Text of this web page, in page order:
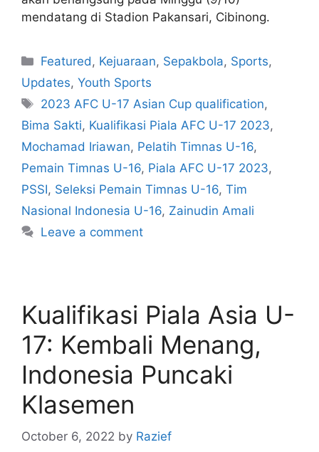
mendatang di Stadion Pakansari, Cibinong.
Featured, Kejuaraan, Sepakbola, Sports,
Updates, Youth Sports
2023 AFC U-17 Asian Cup qualification,
Bima Sakti, Kualifikasi Piala AFC U-17 2023,
Mochamad Iriawan, Pelatih Timnas U-16,
Pemain Timnas U-16, Piala AFC U-17 2023,
PSSI, Seleksi Pemain Timnas U-16, Tim
Nasional Indonesia U-16, Zainudin Amali
Leave a comment
Kualifikasi Piala Asia U-
17: Kembali Menang,
Indonesia Puncaki
Klasemen
October 6, 2022 by Razief